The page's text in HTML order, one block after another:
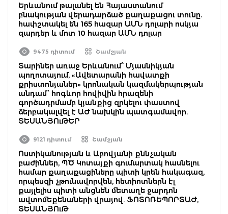
Երևանում թալանել են Հայաստանում
բնակության վերադարձած քաղաքացու տունը․
հափշտակել են 165 հազար ԱՄՆ դոլարի ոսկյա
զարդեր և մոտ 10 հազար ԱՄՆ դոլար
9475 դիտում Շամշյան
Տարիներ առաջ Երևանում՝ Մյասնիկյան
պողոտայում, «Ավետարանի հավատքի
քրիստոնյաներ» կրոնական կազմակերպության
անդամ՝ հոգևոր հովիվին հրազենի
գործադրմամբ կյանքից զրկելու փաստով
ձերբակալվել է ԱԺ նախկին պատգամավոր.
ՏԵՍԱՆՅՈւԹԵՐ
9121 դիտում Շամշյան
Ոստիկանության և Աբովյանի քննչական
բաժիններ, ՊԾ Կոտայքի գումարտակ հասնելու
համար քաղաքացիները պիտի կրեն հակագազ,
որպեսզի չթունավորվեն, հետիոտներն էլ
քայլելիս պիտի անցնեն մետաղե ջարդոն
ավտոմեքենաների վրայով. ՖՈՏՈՌԵՊՈՐՏԱԺ,
ՏԵՍԱՆՅՈւԹ